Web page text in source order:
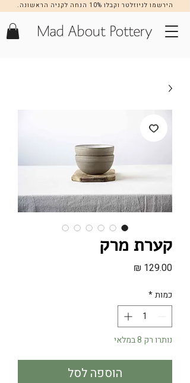
הירשמו לניוזלטר וקבלו 10% הנחה לקניה הראשונה.
הרשמה >>
קערת מרק
כמות*
נותרו רק 8 במלאי
הוספה לסל